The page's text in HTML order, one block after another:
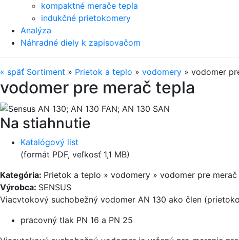
kompaktné merače tepla
indukčné prietokomery
Analýza
Náhradné diely k zapisovačom
« späť Sortiment » Prietok a teplo » vodomery » vodomer
vodomer pre merač tepla
Na stiahnutie
Katalógový list
(formát PDF, veľkosť 1,1 MB)
Kategória: Prietok a teplo » vodomery » vodomer pre merač
Výrobca: SENSUS
Viacvtokový suchobežný vodomer AN 130 ako člen
pracovný tlak PN 16 a PN 25